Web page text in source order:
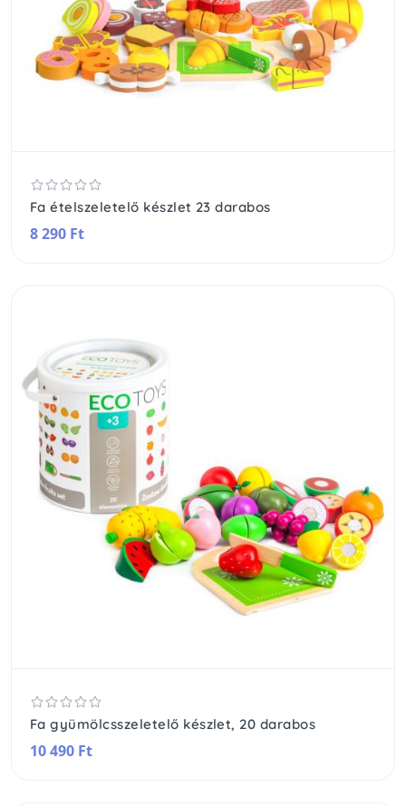
Fa ételszeletelő készlet 23 darabos
8 290 Ft
Fa gyümölcsszeletelő készlet, 20 darabos
10 490 Ft